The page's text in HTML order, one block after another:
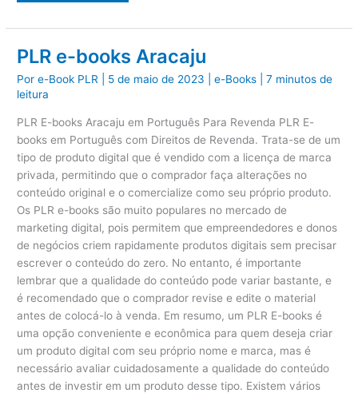
Perda
Peso
PLR e-books Aracaju
Pore-Book PLR 5 de maio de 2023 |e-Books |7 minutos de
leitura
PLR E-books Aracaju em Português Para Revenda PLR E-
books em Português com Direitos de Revenda. Trata-se de um
tipo de produto digital que é vendido com a licença de marca
privada, permitindo que o comprador faça alterações no
conteúdo original e o comercialize como seu próprio produto.
Os PLR e-books são muito populares no mercado de
marketing digital, pois permitem que empreendedores e donos
de negócios criem rapidamente produtos digitais sem precisar
escrever o conteúdo do zero. No entanto, é importante
lembrar que a qualidade do conteúdo pode variar bastante, e
é recomendado que o comprador revise e edite o material
antes de colocá-lo à venda. Em resumo, um PLR E-books é
uma opção conveniente e econômica para quem deseja criar
um produto digital com seu próprio nome e marca, mas é
necessário avaliar cuidadosamente a qualidade do conteúdo
antes de investir em um produto desse tipo. Existem vários